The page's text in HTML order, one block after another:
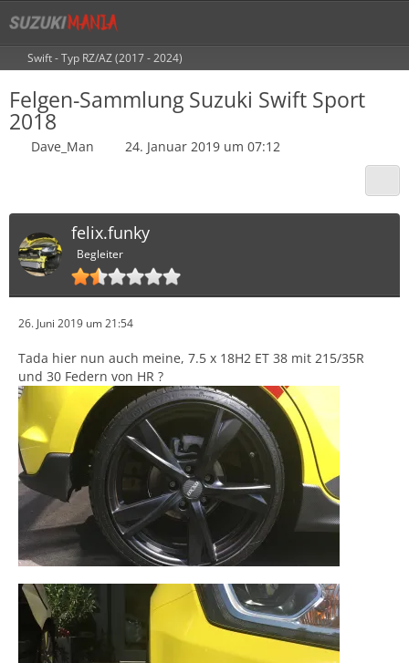
Swift - Typ RZ/AZ (2017 - 2024)
Felgen-Sammlung Suzuki Swift Sport
2018
Dave_Man 24. Januar 2019 um 07:12
felix.funky
Begleiter
26. Juni 2019 um 21:54
Tada hier nun auch meine, 7.5 x 18H2 ET 38 mit 215/35R
und 30 Federn von HR ?